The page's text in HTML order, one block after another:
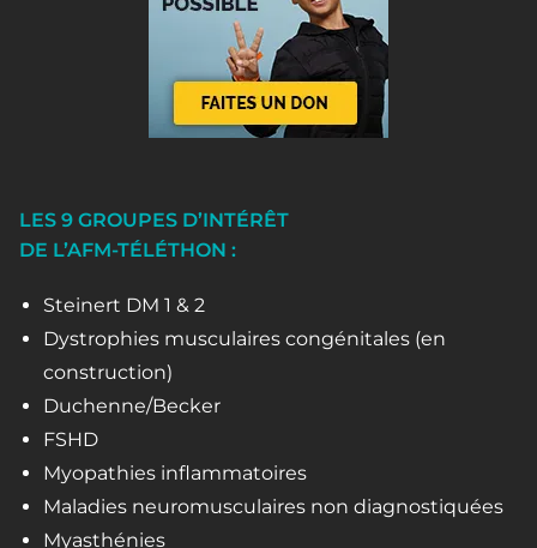
LES 9 GROUPES D’INTÉRÊT
DE L’AFM-TÉLÉTHON :
Steinert DM 1 & 2
Dystrophies musculaires congénitales (en
construction)
Duchenne/Becker
FSHD
Myopathies inflammatoires
Maladies neuromusculaires non diagnostiquées
Myasthénies